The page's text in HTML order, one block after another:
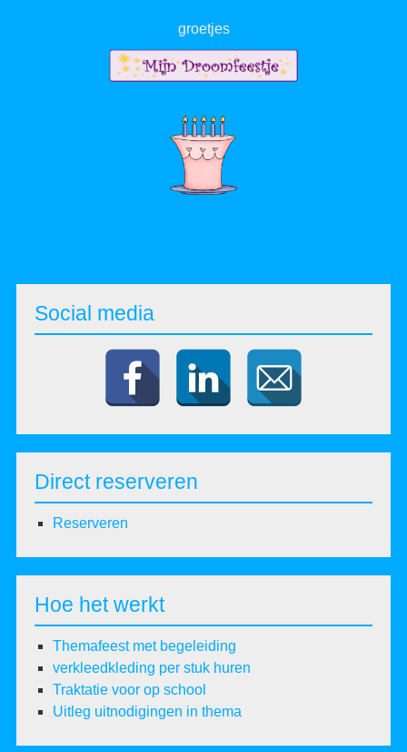
groetjes
Social media
Direct reserveren
Reserveren
Hoe het werkt
Themafeest met begeleiding
verkleedkleding per stuk huren
Traktatie voor op school
Uitleg uitnodigingen in thema